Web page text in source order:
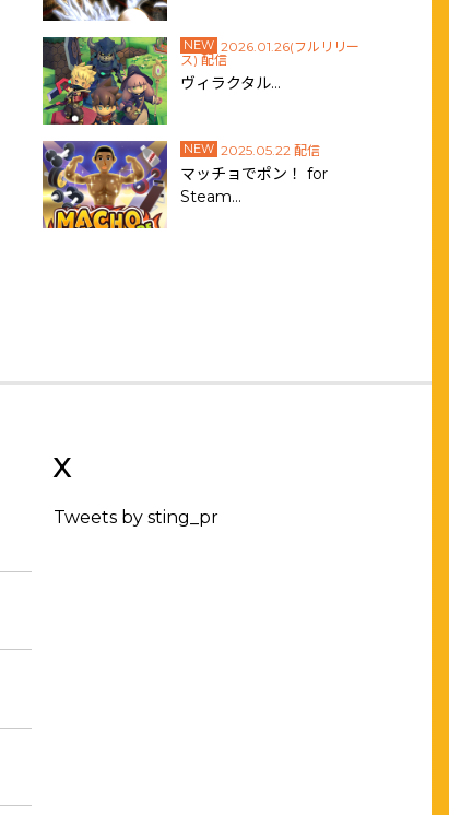
NEW 2026.01.26(フルリリー
ス) 配信
ヴィラクタル…
NEW 2025.05.22 配信
マッチョでポン！ for
Steam…
X
Tweets by sting_pr